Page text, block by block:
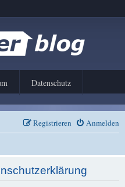
Datenschutz
Anmelden
Registrieren